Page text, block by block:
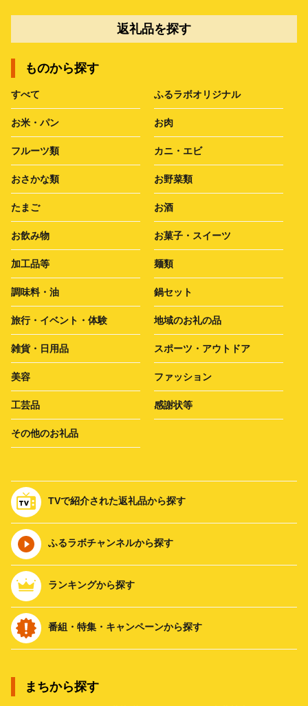
返礼品を探す
ものから探す
すべて ふるラボオリジナル
お米・パン お肉
フルーツ類 カニ・エビ
おさかな類 お野菜類
たまご お酒
お飲み物 お菓子・スイーツ
加工品等 麺類
調味料・油 鍋セット
旅行・イベント・体験 地域のお礼の品
雑貨・日用品 スポーツ・アウトドア
美容 ファッション
工芸品 感謝状等
その他のお礼品
TVで紹介された返礼品から探す
ふるラボチャンネルから探す
ランキングから探す
番組・特集・キャンペーンから探す
まちから探す